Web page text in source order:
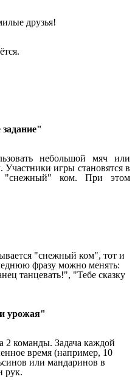
друзья!
небольшой мяч или
игры становятся в
"снежный" ком. При этом
"снежный ком", тот и
фразу можно менять:
танцевать!", "Тебе сказку
урожая"
2 команды. Задача каждой
время (например, 10
или мандаринов в
рук.